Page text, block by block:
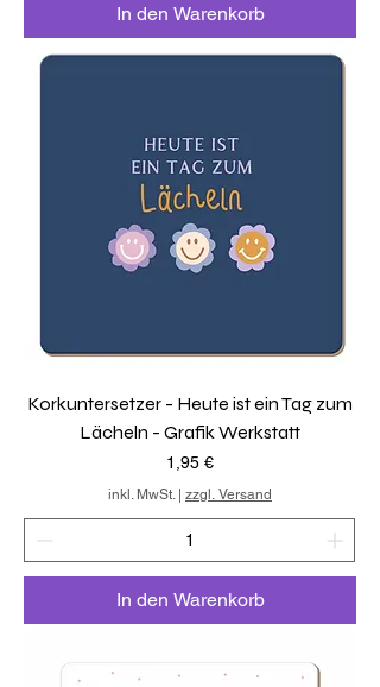
In den Warenkorb
Korkuntersetzer - Heute ist ein Tag zum
Lächeln - Grafik Werkstatt
Preis
1,95 €
inkl. MwSt.| zzgl. Versand
In den Warenkorb